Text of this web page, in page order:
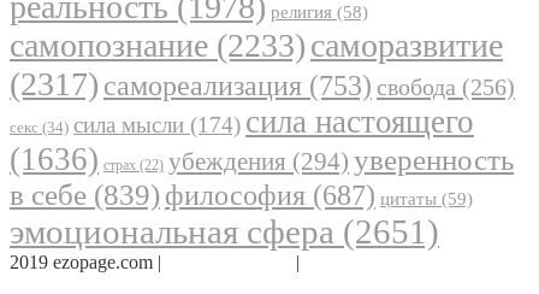
религия (58)
самопознание (2233)саморазвитие
(2317) самореализация (753) свобода (256)
секс (34) сила мысли (174) сила настоящего
(1636) страх (22) убеждения (294) уверенность
в себе (839) философия (687) цитаты (59)
эмоциональная сфера (2651)
2019 ezopage.com | |